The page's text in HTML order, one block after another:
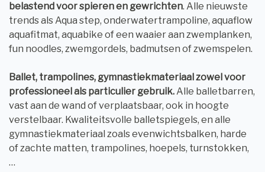
belastend voor spieren en gewrichten. Alle nieuwste
trends als Aqua step, onderwatertrampoline, aquaflow
aquafitmat, aquabike of een waaier aan zwemplanken,
fun noodles, zwemgordels, badmutsen of zwemspelen.
Ballet, trampolines, gymnastiekmateriaal zowel voor
professioneel als particulier gebruik.Alle balletbarren,
vast aan de wand of verplaatsbaar, ook in hoogte
verstelbaar. Kwaliteitsvolle balletspiegels, en alle
gymnastiekmateriaal zoals evenwichtsbalken, harde
of zachte matten, trampolines, hoepels, turnstokken,
…